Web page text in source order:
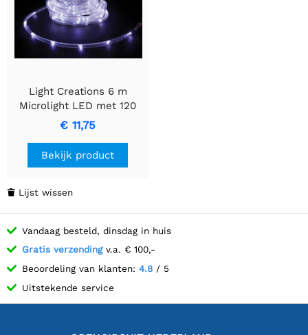
Light Creations 6 m
Microlight LED met 120
Warm Witte LED's op
Transparante Kabel
€ 11,75
Bekijk product
 Lijst wissen
Vandaag besteld, dinsdag in huis
Gratis verzendingv.a. € 100,-
Beoordeling van klanten: 4.8 / 5
Uitstekende service